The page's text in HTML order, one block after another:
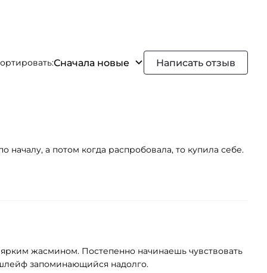
Сначала новые Написать отзыв
началу, а потом когда распробовала, то купила себе.
жасмином. Постепенно начинаешь чувствовать
запоминающийся надолго.